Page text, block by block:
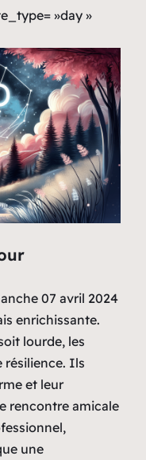
»day »
07 avril 2024
enrichissante.
lourde, les
résilience. Ils
et leur
rencontre amicale
une